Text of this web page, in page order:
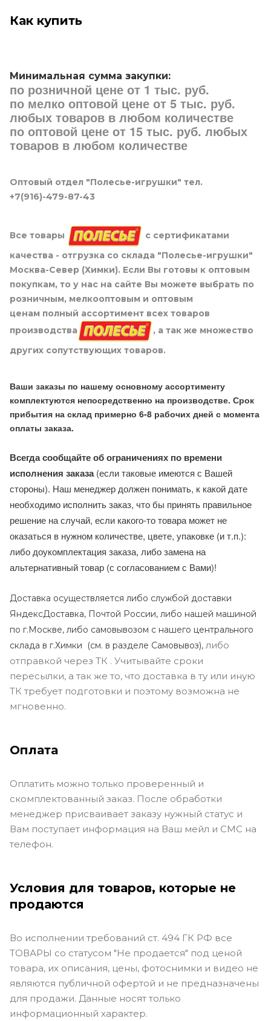
Как купить
Минимальная сумма закупки:
по розничной цене от 1 тыс. руб.
по мелко оптовой цене от 5 тыс. руб.
любых товаров в любом количестве
по оптовой цене от 15 тыс. руб. любых
товаров в любом количестве
Оптовый отдел "Полесье-игрушки" тел.
+7(916)-479-87-43
Все товары
с сертификатами
качества - отгрузка со склада "Полесье-игрушки"
Москва-Север (Химки). Если Вы готовы к оптовым
покупкам, то у нас на сайте Вы можете выбрать по
розничным, мелкооптовым и оптовым
ценам полный ассортимент всех товаров
производства
, а так же множество
других сопутствующих товаров.
Ваши заказы по нашему основному ассортименту
комплектуются непосредственно на производстве. Срок
прибытия на склад примерно 6-8 рабочих дней с момента
оплаты заказа.
Всегда сообщайте об ограничениях по времени
исполнения заказа(если таковые имеются с Вашей
стороны). Наш менеджер должен понимать, к какой дате
необходимо исполнить заказ, что бы принять правильное
решение на случай, если какого-то товара может не
оказаться в нужном количестве, цвете, упаковке (и т.п.):
либо доукомплектация заказа, либо замена на
альтернативный товар (с согласованием с Вами)!
Доставка осуществляется либо службой доставки
ЯндексДоставка, Почтой России, либо нашей машиной
по г.Москве, либо самовывозом с нашего центрального
склада в г.Химки (см. в разделе Самовывоз), либо
отправкой через ТК . Учитывайте сроки
пересылки, а так же то, что доставка в ту или иную
ТК требует подготовки и поэтому возможна не
мгновенно.
Оплата
Оплатить можно только проверенный и
скомплектованный заказ. После обработки
менеджер присваивает заказу нужный статус и
Вам поступает информация на Ваш мейл и СМС на
телефон.
Условия для товаров, которые не
продаются
Во исполнении требований ст. 494 ГК РФ все
ТОВАРЫ со статусом "Не продается" под ценой
товара, их описания, цены, фотоснимки и видео не
являются публичной офертой и не предназначены
для продажи. Данные носят только
информационный характер.